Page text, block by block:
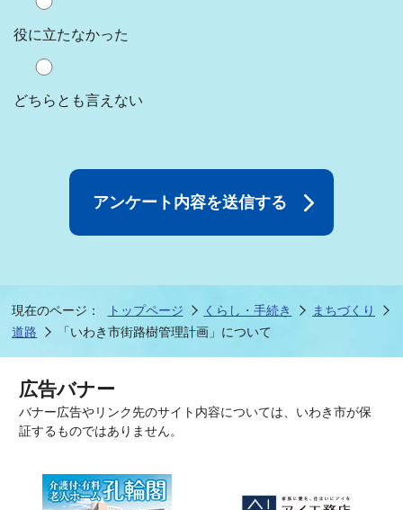
役に立たなかった
どちらとも言えない
現在のページ： トップページ くらし・手続き
まちづくり
道路
「いわき市街路樹管理計画」について
広告バナー
バナー広告やリンク先のサイト内容については、いわき市が保
証するものではありません。